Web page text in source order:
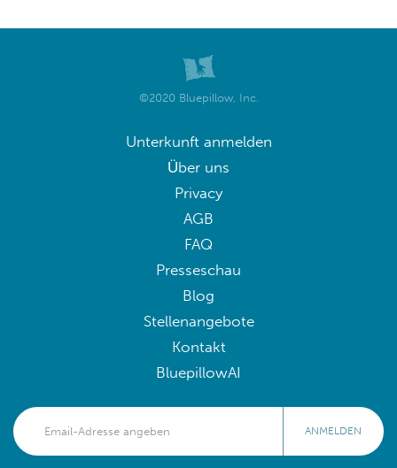
©2020 Bluepillow, Inc.
Unterkunft anmelden
Über uns
Privacy
AGB
FAQ
Presseschau
Blog
Stellenangebote
Kontakt
BluepillowAI
ANMELDEN